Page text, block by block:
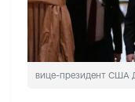
вице-президент США